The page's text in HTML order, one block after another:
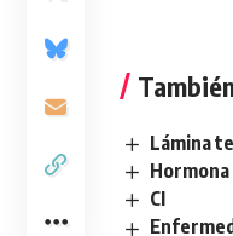
Lámina
Hormona
CI